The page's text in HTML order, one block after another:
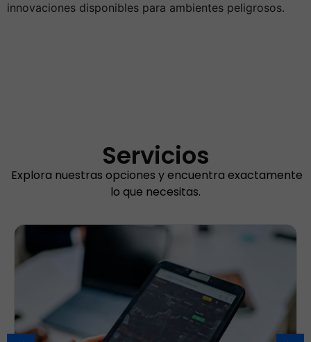
innovaciones disponibles para ambientes peligrosos.
Servicios
Explora nuestras opciones y encuentra exactamente
lo que necesitas.